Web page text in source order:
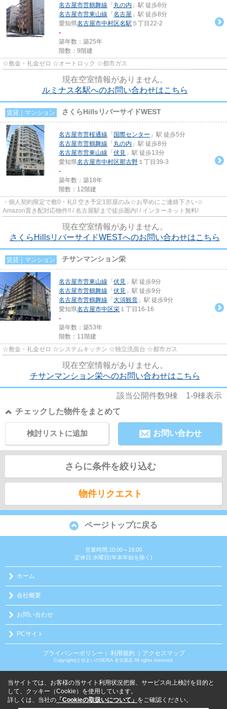
名古屋市営鶴舞線 「 丸の内 」駅 徒歩8分
名古屋市営東山線 「 名古屋 」駅 徒歩8分
愛知県名古屋市中村区名駅 ５丁目22-2
-
築年数：築25年
階数：9階建
☆敷金・礼金ゼロ ☆オートロック ☆都市ガス
現在空室情報がありません。
ルミナス名駅へのお問い合わせはこちら
賃貸｜マンション さくらHillsリバーサイドWEST
名古屋市営桜通線 「 国際センター 」駅 徒歩5分
名古屋市営鶴舞線 「 丸の内 」駅 徒歩8分
名古屋市営東山線 「 伏見 」駅 徒歩13分
愛知県名古屋市中村区那古野 １丁目39-3
-
築年数：築18年
階数：12階建
・個人契約限定で敷0・礼0 空き予定1部屋のみ☆お早めにご連絡下さい☆
Amazon置き配対応物件!! / 名古屋駅まで徒歩圏内! / インターネット無料!
現在空室情報がありません。
さくらHillsリバーサイドWESTへのお問い合わせはこちら
賃貸｜マンション チサンマンション栄
名古屋市営東山線 「 伏見 」駅 徒歩9分
名古屋市営鶴舞線 「 伏見 」駅 徒歩9分
名古屋市営鶴舞線 「 大須観音 」駅 徒歩9分
愛知県名古屋市中区栄 １丁目16-16
-
築年数：築53年
階数：11階建
☆敷金・礼金ゼロ ☆システムキッチン ☆独立洗面台 ☆都市ガス
現在空室情報がありません。
チサンマンション栄へのお問い合わせはこちら
該当公開件数9棟 1-9棟表示
チェックした物件をまとめて
お問い合わせ
検討リストに追加
さらに条件を絞り込む
物件リクエスト
ページトップに戻る
営業時間:10:00～19:00
定休日:水曜日(年末年始を除く)
ホーム
会社概要
お問い合わせ
PCサイト
プライバシーポリシー ｜ 利用規約 ｜アクセスマップ
Copyright(c) 住まいのSEIKA 名古屋店 All rights reserved.
当サイトでは、お客様の当サイト利用状況把握、サービス向上検討を目的と
して、クッキー（Cookie）を使用しています。
詳しくは、当社の 「Cookieの取扱いについて」 をご確認ください。